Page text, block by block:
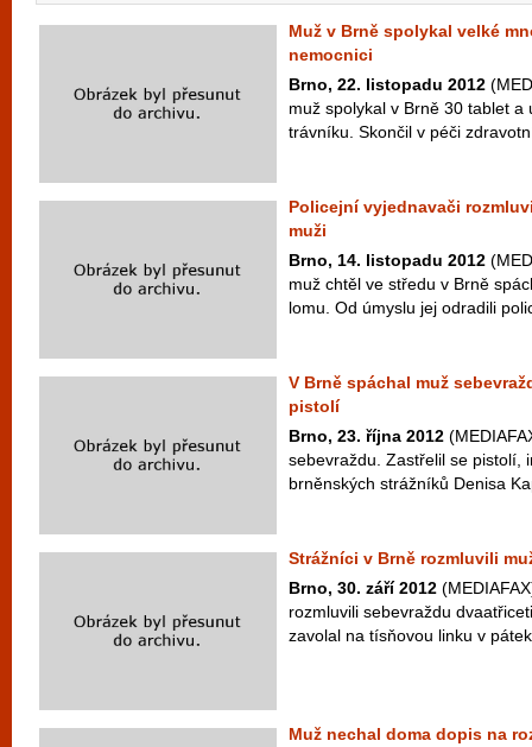
Muž v Brně spolykal velké
nemocnici
Brno, 22. listopadu 2012
muž spolykal v Brně 30 tablet a
trávníku. Skončil v péči
Policejní vyjednavači
muži
Brno, 14. listopadu 2012
muž chtěl ve středu v Brně
lomu. Od úmyslu jej odradili
V Brně spáchal muž
pistolí
Brno, 23. října 2012
sebevraždu. Zastřelil se pistolí,
brněnských strážníků Denisa
Strážníci v Brně rozmluvili
Brno, 30. září 2012
rozmluvili sebevraždu
zavolal na tísňovou linku v
Muž nechal doma dopis na